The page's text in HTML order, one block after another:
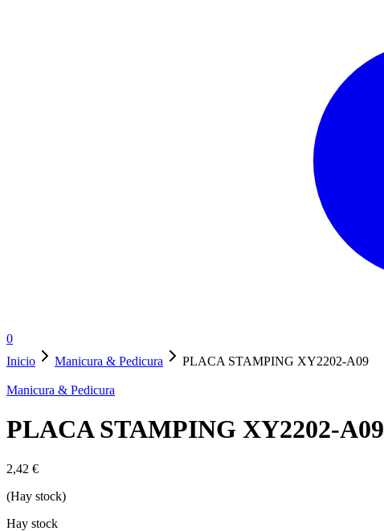
0
Inicio
Manicura & Pedicura PLACA STAMPING XY2202-A09
Manicura & Pedicura
PLACA STAMPING XY2202-A09
2,42 €
(Hay stock)
Hay stock